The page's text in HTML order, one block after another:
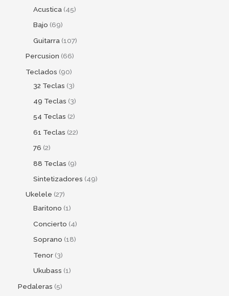
Acustica 45
Bajo 69
Guitarra 107
Percusion 66
Teclados 90
32 Teclas 3
49 Teclas 3
54 Teclas 2
61 Teclas 22
76 2
88 Teclas 9
Sintetizadores 49
Ukelele 27
Baritono 1
Concierto 4
Soprano 18
Tenor 3
Ukubass 1
Pedaleras 5